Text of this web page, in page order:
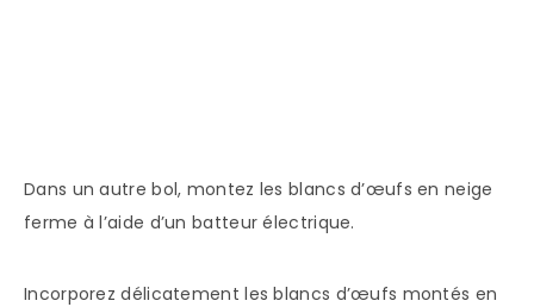
Dans un autre bol, montez les blancs d’œufs en neige
ferme à l’aide d’un batteur électrique.
Incorporez délicatement les blancs d’œufs montés en